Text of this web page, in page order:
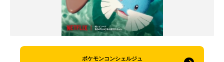
ポケモンコンシェルジュ